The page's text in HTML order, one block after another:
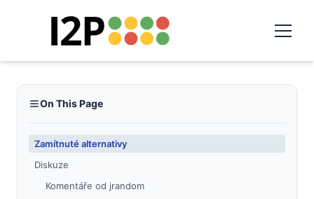
On This Page
Zamítnuté alternativy
Diskuze
Komentáře od jrandom